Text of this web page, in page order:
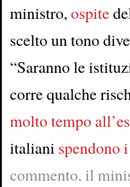
ministro,ospite
scelto un tono
“Saranno le
corre qualche
molto tempo
italiani spendono
commento, il